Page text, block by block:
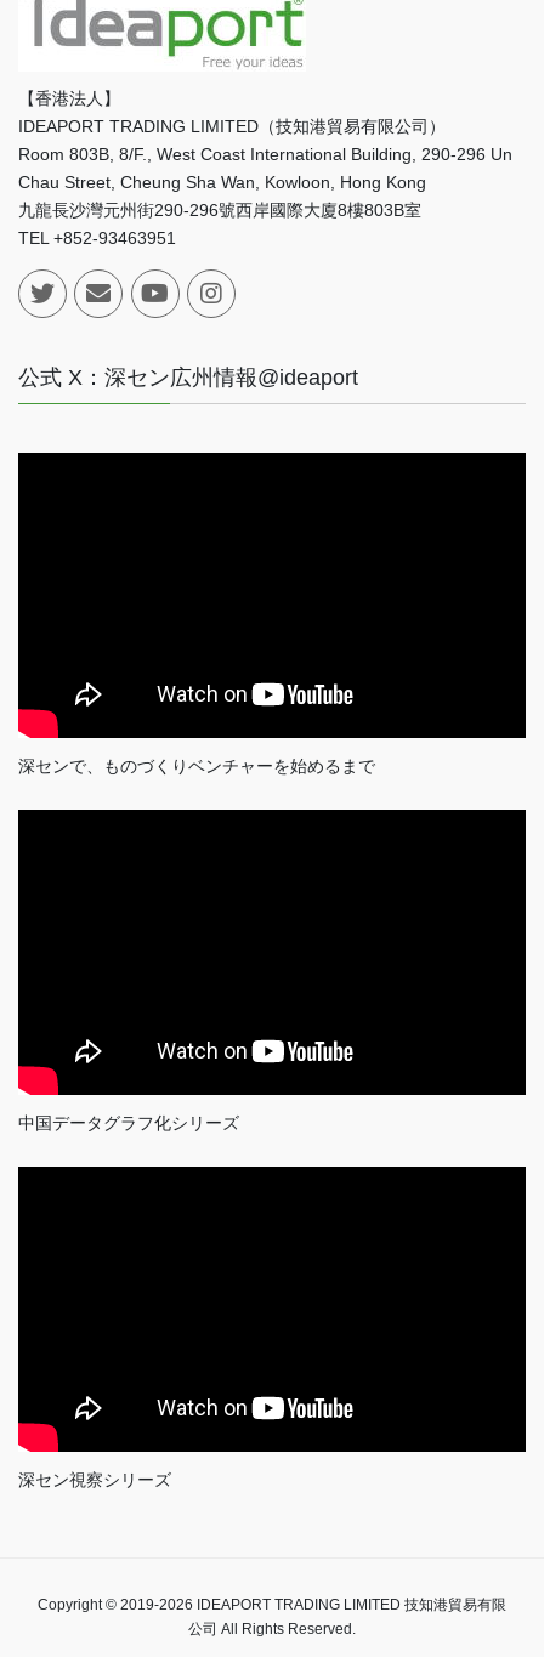
【香港法人】
IDEAPORT TRADING LIMITED（技知港貿易有限公司）
Room 803B, 8/F., West Coast International Building, 290-296 Un
Chau Street, Cheung Sha Wan, Kowloon, Hong Kong
九龍長沙灣元州街290-296號西岸國際大廈8樓803B室
TEL +852-93463951
公式 X：深セン広州情報@ideaport
深センで、ものづくりベンチャーを始めるまで
中国データグラフ化シリーズ
深セン視察シリーズ
Copyright © 2019-2026 IDEAPORT TRADING LIMITED 技知港貿易有限
公司 All Rights Reserved.